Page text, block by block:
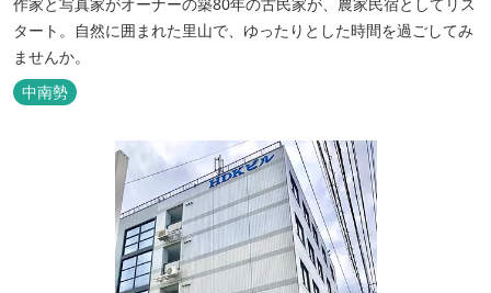
タート。自然に囲まれた里山で、ゆったりとした時間を過ごしてみ
ませんか。
中南勢